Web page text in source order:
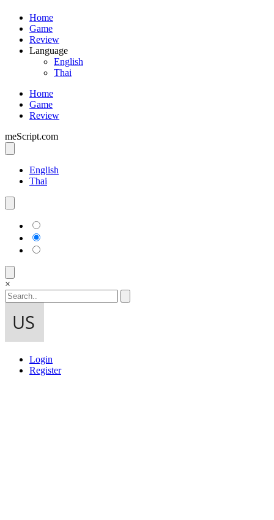
Home
Game
Review
Language
English
Thai
Home
Game
Review
meScript.com
English
Thai
×
Login
Register